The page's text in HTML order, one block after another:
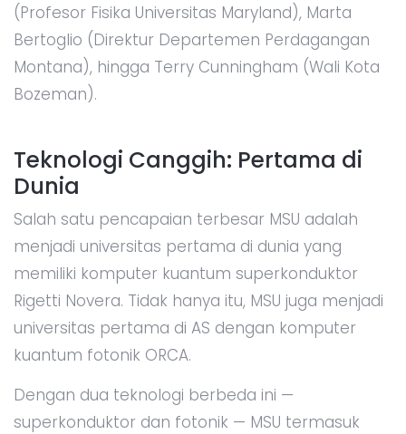
(Profesor Fisika Universitas Maryland), Marta
Bertoglio (Direktur Departemen Perdagangan
Montana), hingga Terry Cunningham (Wali Kota
Bozeman).
Teknologi Canggih: Pertama di
Dunia
Salah satu pencapaian terbesar MSU adalah
menjadi universitas pertama di dunia yang
memiliki komputer kuantum superkonduktor
Rigetti Novera. Tidak hanya itu, MSU juga menjadi
universitas pertama di AS dengan komputer
kuantum fotonik ORCA.
Dengan dua teknologi berbeda ini —
superkonduktor dan fotonik — MSU termasuk